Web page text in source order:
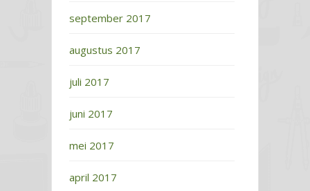
september 2017
augustus 2017
juli 2017
juni 2017
mei 2017
april 2017